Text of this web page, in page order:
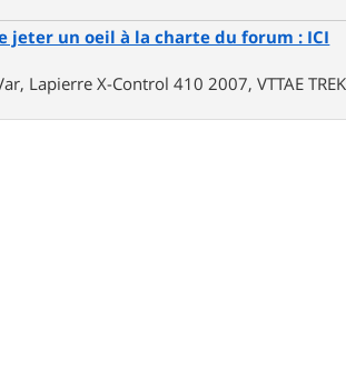
jeter un oeil à la charte du forum : ICI
Lapierre X-Control 410 2007, VTTAE